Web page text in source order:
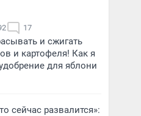
17
и сжигать
и картофеля! Как я
для яблони
сейчас развалится»: